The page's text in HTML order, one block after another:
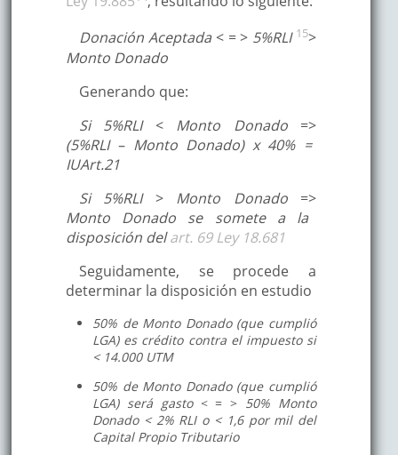
Donación Aceptada < = > 5%RLI 15>
Monto Donado
Generando que:
Si 5%RLI < Monto Donado =>
(5%RLI – Monto Donado) x 40% =
IUArt.21
Si 5%RLI >Monto Donado =>
Monto Donado se somete a la
disposición delart. 69 Ley 18.681
Seguidamente, se procede a
determinar la disposición en estudio
50% de Monto Donado (que cumplió
LGA) es crédito contra el impuesto si
< 14.000 UTM
50% de Monto Donado (que cumplió
LGA) será gasto < = > 50% Monto
Donado < 2% RLI o < 1,6 por mil del
Capital Propio Tributario